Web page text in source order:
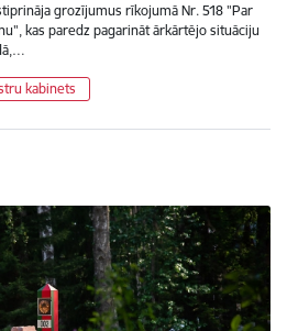
grozījumus rīkojumā Nr. 518 "Par
kas paredz pagarināt ārkārtējo situāciju
kabinets